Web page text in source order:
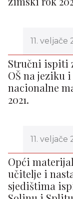
11. veljače
Stručni ispiti
OŠ na jeziku
nacionalne
2021.
11. veljače
Opći
učitelje i
sjedištima